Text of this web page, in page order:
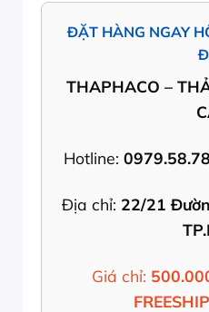
ĐẶT HÀNG NGAY
THAPHACO –
Hotline:
Địa chỉ: 22/21
Giá chỉ:
FREESHIP